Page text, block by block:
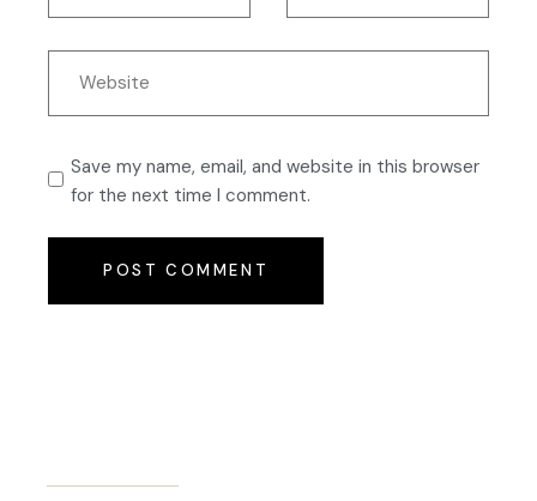
Save my name, email, and website in this browser
for the next time I comment.
POST COMMENT